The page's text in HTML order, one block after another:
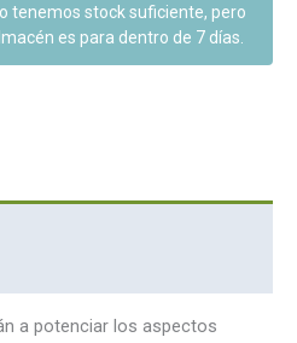
tenemos stock suficiente, pero
es para dentro de 7 días.
a potenciar los aspectos